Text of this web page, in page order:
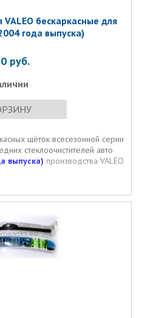
бескаркасные для
года выпуска)
руб.
щёток всесезонной серии
стеклоочистителей авто
выпуска) производства VALEO